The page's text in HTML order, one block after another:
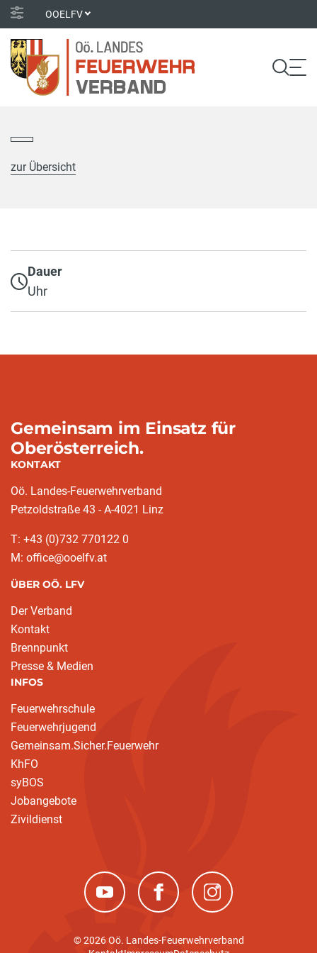
OOELFV
zur Übersicht
Dauer
Uhr
Gemeinsam im Einsatz für
Oberösterreich.
KONTAKT
Oö. Landes-Feuerwehrverband
Petzoldstraße 43 - A-4021 Linz
T: +43 (0)732 770122 0
M: office@ooelfv.at
ÜBER OÖ. LFV
Der Verband
Kontakt
Brennpunkt
Presse & Medien
INFOS
Feuerwehrschule
Feuerwehrjugend
Gemeinsam.Sicher.Feuerwehr
KhFO
syBOS
Jobangebote
Zivildienst
(neues Fenster)(neues Fenster)(neues Fenster)
© 2026 Oö. Landes-Feuerwehrverband